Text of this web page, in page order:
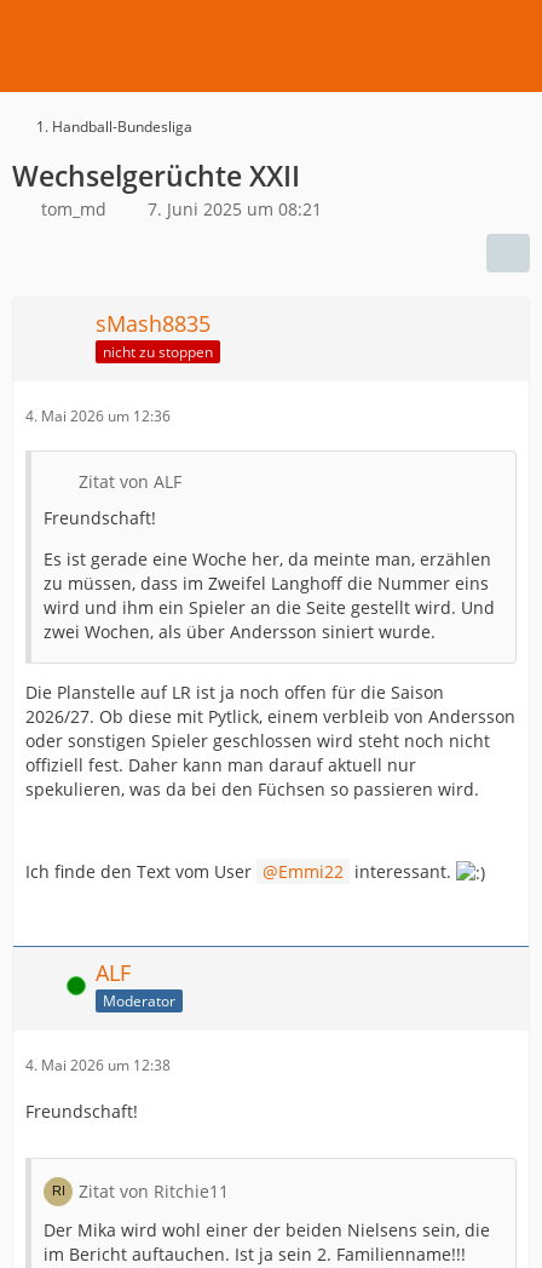
1. Handball-Bundesliga
Wechselgerüchte XXII
tom_md 7. Juni 2025 um 08:21
sMash8835
nicht zu stoppen
4. Mai 2026 um 12:36
Zitat von ALF
Freundschaft!
Es ist gerade eine Woche her, da meinte man, erzählen
zu müssen, dass im Zweifel Langhoff die Nummer eins
wird und ihm ein Spieler an die Seite gestellt wird. Und
zwei Wochen, als über Andersson siniert wurde.
Die Planstelle auf LR ist ja noch offen für die Saison
2026/27. Ob diese mit Pytlick, einem verbleib von Andersson
oder sonstigen Spieler geschlossen wird steht noch nicht
offiziell fest. Daher kann man darauf aktuell nur
spekulieren, was da bei den Füchsen so passieren wird.
Ich finde den Text vom User Emmi22 interessant.
Online ALF
Moderator
4. Mai 2026 um 12:38
Freundschaft!
Zitat von Ritchie11
Der Mika wird wohl einer der beiden Nielsens sein, die
im Bericht auftauchen. Ist ja sein 2. Familienname!!!